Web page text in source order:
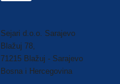
Sejari d.o.o. Sarajevo
Blažuj 78,
71215 Blažuj - Sarajevo
Bosna i Hercegovina